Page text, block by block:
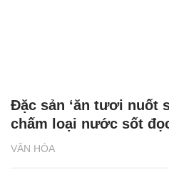
VĂN HÓA
Đặc sản ‘ăn tươi nuốt
chấm loại nước sốt